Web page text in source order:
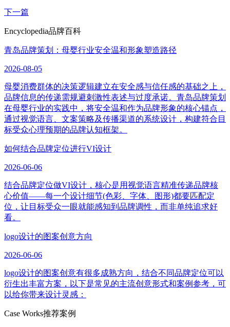
下一篇
Encyclopedia品牌百科
青岛品牌策划：母婴行业安全温和形象塑造路径
2026-08-05
母婴消费群体的决策逻辑建立在安全感与信任感的基础之上，
品牌信息的传递需规避刺激性表述与过度承诺。青岛品牌策划
在母婴行业的实践中，将安全温和作为品牌形象的核心锚点，
通过视觉语言、文案策略及传播渠道的系统设计，构建符合目
标受众心理预期的品牌认知框架。
如何结合品牌定位进行VI设计
2026-06-06
结合品牌定位做VI设计，核心是用视觉语言精准传递品牌核
心价值——每一个设计细节(色彩、字体、图形)都要匹配定
位，让目标受众一眼就能感知到品牌调性，而非单纯追求好
看。
logo设计的图案创意方向
2026-06-06
logo设计的图案创意有很多成熟方向，结合不同品牌定位可以
衍生出丰富方案，以下是常见的主流创意形式和案例参考，可
以给你带来设计灵感：
Case Works推荐案例